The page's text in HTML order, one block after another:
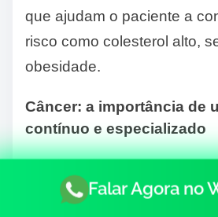
que ajudam o paciente a
risco como colesterol alto,
obesidade.
Câncer: a importância de
contínuo e especializado
mais afeta a população.
Falar Agora no